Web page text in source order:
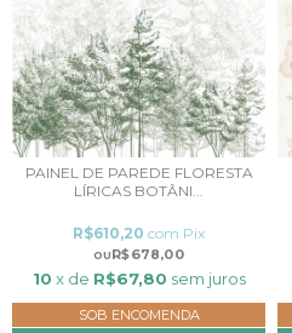
PAINEL DE PAREDE FLORESTA
LÍRICAS BOTÂNI...
R$678,00
R$610,20 com Pix
10 x de R$67,80 sem juros
SOB ENCOMENDA